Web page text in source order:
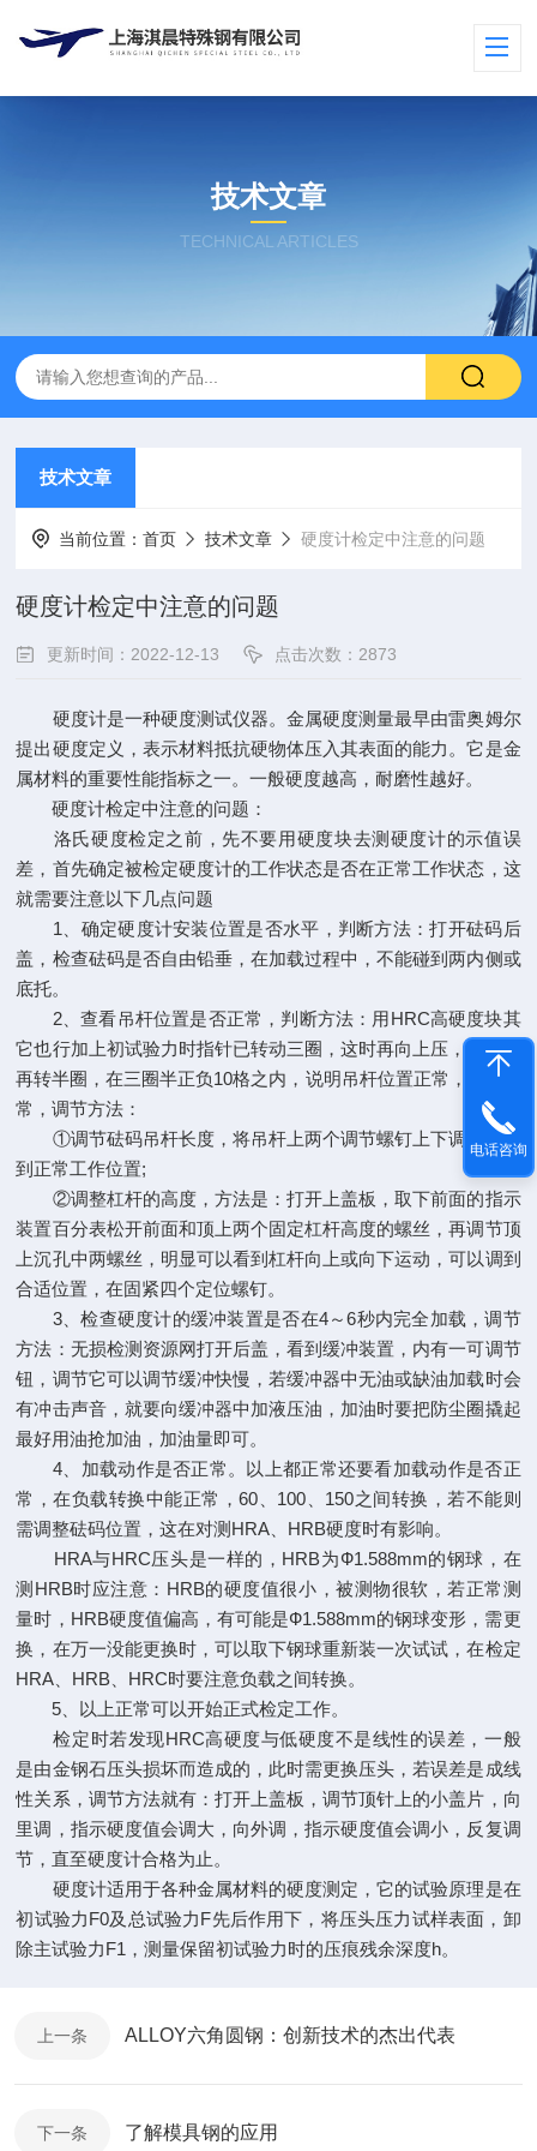
技术文章
TECHNICAL ARTICLES
技术文章
当前位置：首页 技术文章 硬度计检定中注意的问题
硬度计检定中注意的问题
更新时间：2022-12-13 点击次数：2873
硬度计是一种硬度测试仪器。金属硬度测量最早由雷奥姆尔
提出硬度定义，表示材料抵抗硬物体压入其表面的能力。它是金
属材料的重要性能指标之一。一般硬度越高，耐磨性越好。
硬度计检定中注意的问题：
洛氏硬度检定之前，先不要用硬度块去测硬度计的示值误
差，首先确定被检定硬度计的工作状态是否在正常工作状态，这
就需要注意以下几点问题
1、确定硬度计安装位置是否水平，判断方法：打开砝码后
盖，检查砝码是否自由铅垂，在加载过程中，不能碰到两内侧或
底托。
2、查看吊杆位置是否正常，判断方法：用HRC高硬度块其
它也行加上初试验力时指针已转动三圈，这时再向上压，让指针
再转半圈，在三圈半正负10格之内，说明吊杆位置正常，如不正
常，调节方法：
①调节砝码吊杆长度，将吊杆上两个调节螺钉上下调节，调
到正常工作位置;
②调整杠杆的高度，方法是：打开上盖板，取下前面的指示
装置百分表松开前面和顶上两个固定杠杆高度的螺丝，再调节顶
上沉孔中两螺丝，明显可以看到杠杆向上或向下运动，可以调到
合适位置，在固紧四个定位螺钉。
3、检查硬度计的缓冲装置是否在4～6秒内完全加载，调节
方法：无损检测资源网打开后盖，看到缓冲装置，内有一可调节
钮，调节它可以调节缓冲快慢，若缓冲器中无油或缺油加载时会
有冲击声音，就要向缓冲器中加液压油，加油时要把防尘圈撬起
最好用油抢加油，加油量即可。
4、加载动作是否正常。以上都正常还要看加载动作是否正
常，在负载转换中能正常，60、100、150之间转换，若不能则
需调整砝码位置，这在对测HRA、HRB硬度时有影响。
HRA与HRC压头是一样的，HRB为Ф1.588mm的钢球，在
测HRB时应注意：HRB的硬度值很小，被测物很软，若正常测
量时，HRB硬度值偏高，有可能是Ф1.588mm的钢球变形，需更
换，在万一没能更换时，可以取下钢球重新装一次试试，在检定
HRA、HRB、HRC时要注意负载之间转换。
5、以上正常可以开始正式检定工作。
检定时若发现HRC高硬度与低硬度不是线性的误差，一般
是由金钢石压头损坏而造成的，此时需更换压头，若误差是成线
性关系，调节方法就有：打开上盖板，调节顶针上的小盖片，向
里调，指示硬度值会调大，向外调，指示硬度值会调小，反复调
节，直至硬度计合格为止。
硬度计适用于各种金属材料的硬度测定，它的试验原理是在
初试验力F0及总试验力F先后作用下，将压头压力试样表面，卸
除主试验力F1，测量保留初试验力时的压痕残余深度h。
上一条 ALLOY六角圆钢：创新技术的杰出代表
下一条 了解模具钢的应用
电话咨询